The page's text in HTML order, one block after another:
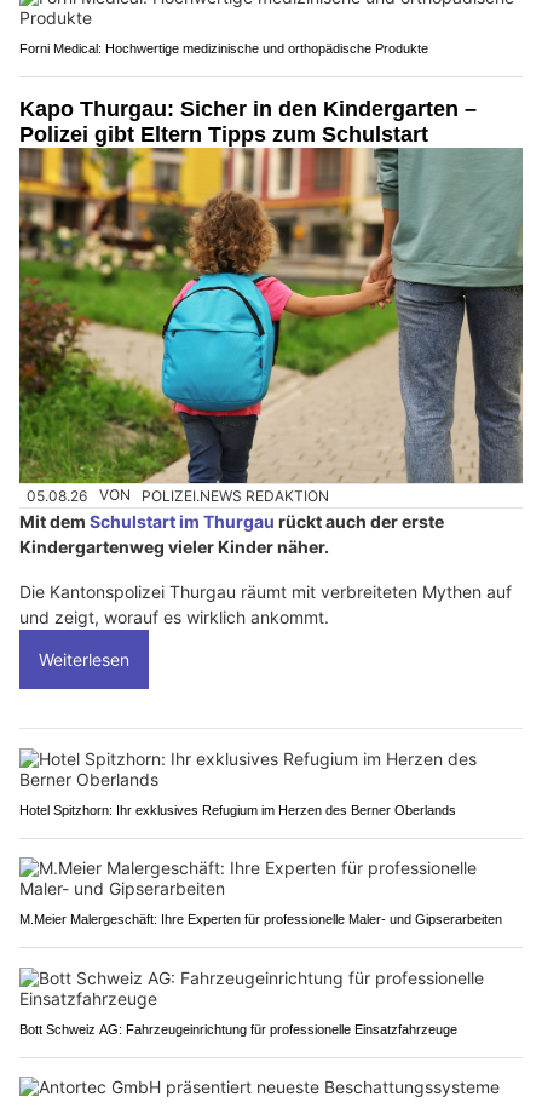
Forni Medical: Hochwertige medizinische und orthopädische Produkte
Kapo Thurgau: Sicher in den Kindergarten –
Polizei gibt Eltern Tipps zum Schulstart
05.08.26 VON POLIZEI.NEWS REDAKTION
Mit dem Schulstart im Thurgau rückt auch der erste
Kindergartenweg vieler Kinder näher.
Die Kantonspolizei Thurgau räumt mit verbreiteten Mythen auf
und zeigt, worauf es wirklich ankommt.
Weiterlesen
Hotel Spitzhorn: Ihr exklusives Refugium im Herzen des Berner Oberlands
M.Meier Malergeschäft: Ihre Experten für professionelle Maler- und Gipserarbeiten
Bott Schweiz AG: Fahrzeugeinrichtung für professionelle Einsatzfahrzeuge